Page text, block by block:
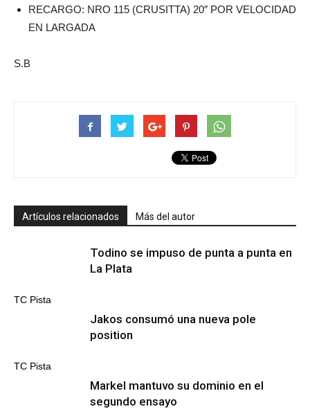
RECARGO: NRO 115 (CRUSITTA) 20″ POR VELOCIDAD
EN LARGADA
S.B
Artículos relacionados Más del autor
TC Pista
Todino se impuso de punta a punta en
La Plata
TC Pista
Jakos consumó una nueva pole
position
Markel mantuvo su dominio en el
segundo ensayo